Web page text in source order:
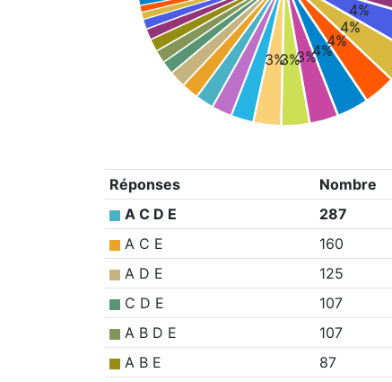
4%
4%
4%
4%
3%
3%
3%
Réponses Nombre
A C D E
287
A C E
160
A D E
125
C D E
107
A B D E
107
A B E
87